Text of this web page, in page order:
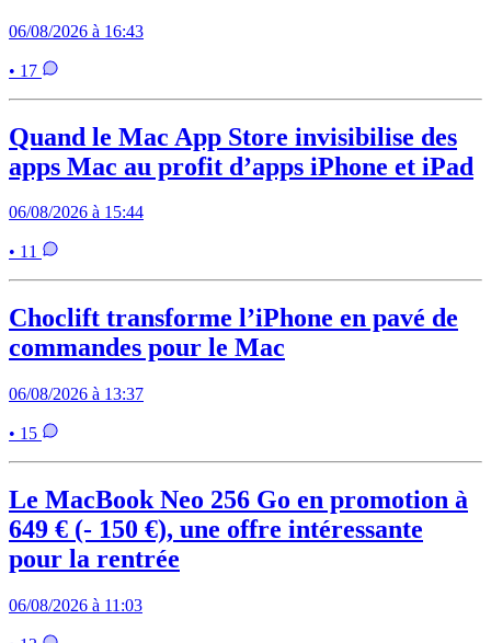
06/08/2026 à 16:43
• 17
Quand le Mac App Store invisibilise des
apps Mac au profit d’apps iPhone et iPad
06/08/2026 à 15:44
• 11
Choclift transforme l’iPhone en pavé de
commandes pour le Mac
06/08/2026 à 13:37
• 15
Le MacBook Neo 256 Go en promotion à
649 € (- 150 €), une offre intéressante
pour la rentrée
06/08/2026 à 11:03